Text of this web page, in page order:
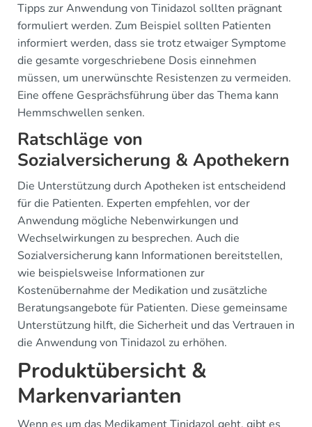
Tipps zur Anwendung von Tinidazol sollten prägnant
formuliert werden. Zum Beispiel sollten Patienten
informiert werden, dass sie trotz etwaiger Symptome
die gesamte vorgeschriebene Dosis einnehmen
müssen, um unerwünschte Resistenzen zu vermeiden.
Eine offene Gesprächsführung über das Thema kann
Hemmschwellen senken.
Ratschläge von
Sozialversicherung & Apothekern
Die Unterstützung durch Apotheken ist entscheidend
für die Patienten. Experten empfehlen, vor der
Anwendung mögliche Nebenwirkungen und
Wechselwirkungen zu besprechen. Auch die
Sozialversicherung kann Informationen bereitstellen,
wie beispielsweise Informationen zur
Kostenübernahme der Medikation und zusätzliche
Beratungsangebote für Patienten. Diese gemeinsame
Unterstützung hilft, die Sicherheit und das Vertrauen in
die Anwendung von Tinidazol zu erhöhen.
Produktübersicht &
Markenvarianten